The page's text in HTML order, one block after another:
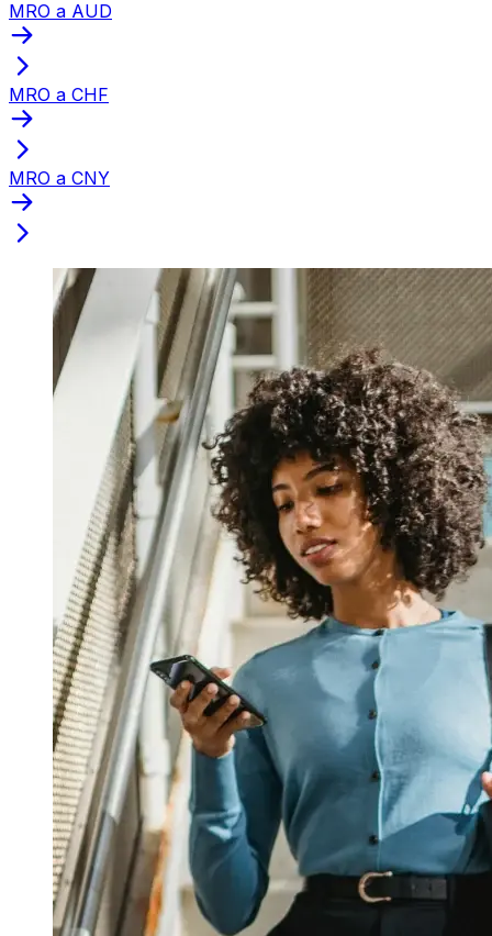
MRO a AUD
MRO a CHF
MRO a CNY